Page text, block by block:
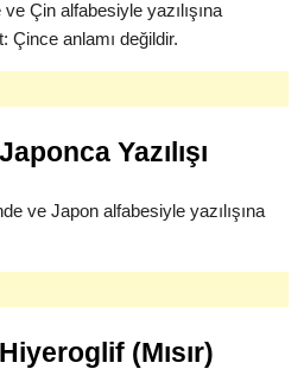
Çin alfabesiyle yazılışına
Çince anlamı değildir.
Yazılışı
ve Japon alfabesiyle yazılışına
(Mısır)